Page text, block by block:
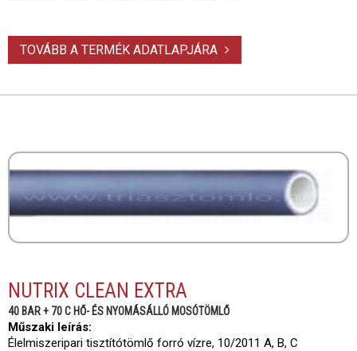
TOVÁBB A TERMÉK ADATLAPJÁRA
NUTRIX CLEAN EXTRA
40 BAR + 70 C HŐ- ÉS NYOMÁSÁLLÓ MOSÓTÖMLŐ
Műszaki leírás:
Élelmiszeripari tisztítótömlő forró vízre, 10/2011 A, B, C